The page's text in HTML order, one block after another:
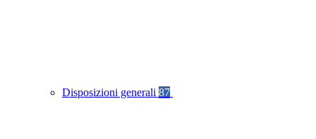
Disposizioni generali 87